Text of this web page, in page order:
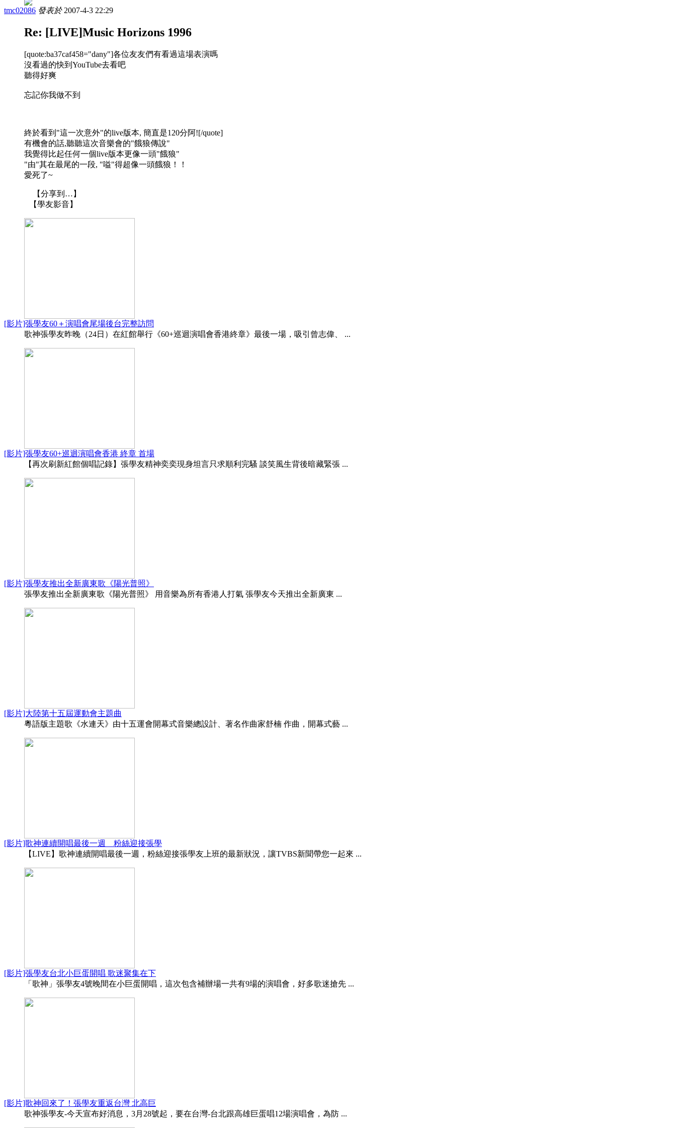
tmc02086 發表於 2007-4-3 22:29
Re: [LIVE]Music Horizons 1996
[quote:ba37caf458="dany"]各位友友們有看過這場表演嗎
沒看過的快到YouTube去看吧
聽得好爽
忘記你我做不到
終於看到"這一次意外"的live版本, 簡直是120分阿![/quote]
有機會的話,聽聽這次音樂會的"餓狼傳說"
我覺得比起任何一個live版本更像一頭"餓狼"
"由"其在最尾的一段, "嗌"得超像一頭餓狼！！
愛死了~
【分享到…】
【學友影音】
[影片]張學友60＋演唱會尾場後台完整訪問
歌神張學友昨晚（24日）在紅館舉行《60+巡迴演唱會香港終章》最後一場，吸引曾志偉、 ...
[影片]張學友60+巡迴演唱會香港 終章 首場
【再次刷新紅館個唱記錄】張學友精神奕奕現身坦言只求順利完騷 談笑風生背後暗藏緊張 ...
[影片]張學友推出全新廣東歌《陽光普照》
張學友推出全新廣東歌《陽光普照》 用音樂為所有香港人打氣 張學友今天推出全新廣東 ...
[影片]大陸第十五屆運動會主題曲
粵語版主題歌《水連天》由十五運會開幕式音樂總設計、著名作曲家舒楠 作曲，開幕式藝 ...
[影片]歌神連續開唱最後一週 粉絲迎接張學
【LIVE】歌神連續開唱最後一週，粉絲迎接張學友上班的最新狀況，讓TVBS新聞帶您一起來 ...
[影片]張學友台北小巨蛋開唱 歌迷聚集在下
「歌神」張學友4號晚間在小巨蛋開唱，這次包含補辦場一共有9場的演唱會，好多歌迷搶先 ...
[影片]歌神回來了！張學友重返台灣 北高巨
歌神張學友-今天宣布好消息，3月28號起，要在台灣-台北跟高雄巨蛋唱12場演唱會，為防 ...